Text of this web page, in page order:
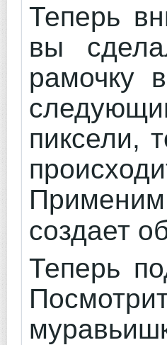
Теперь
вы
рамочку
пиксели,
создает
Теперь